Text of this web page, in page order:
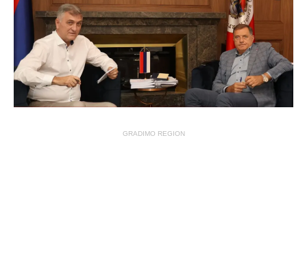
GRADIMO REGION